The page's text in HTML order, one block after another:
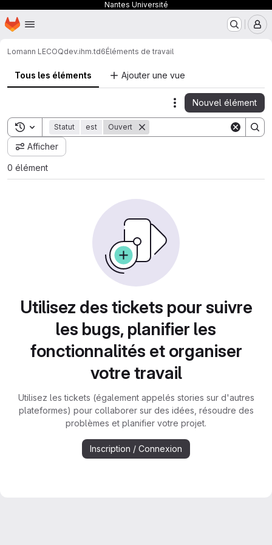
Nantes Université
Passer au contenu principal
Page d'accueil
Lomann LECOQdev.ihm.td6Éléments de travail
Tous les éléments Ajouter une vue
Actions
Nouvel élément
Toggle search history
Statut est Ouvert
Afficher
0 élément
Utilisez des tickets pour suivre
les bugs, planifier les
fonctionnalités et organiser
votre travail
Utilisez les tickets (également appelés stories sur d'autres
plateformes) pour collaborer sur des idées, résoudre des
problèmes et planifier votre projet.
Inscription / Connexion